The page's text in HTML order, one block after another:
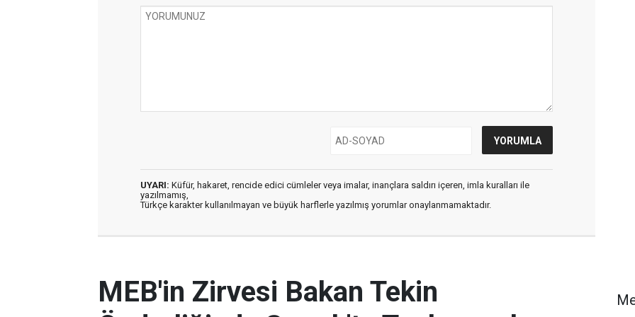
UYARI: Küfür, hakaret, rencide edici cümleler veya imalar, inançlara saldırı içeren, imla kuralları ile
yazılmamış,
Türkçe karakter kullanılmayan ve büyük harflerle yazılmış yorumlar onaylanmamaktadır.
MEB'in Zirvesi Bakan Tekin